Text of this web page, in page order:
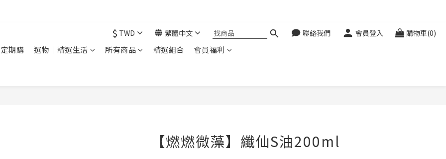
$ TWD 繁體中文 聯絡我們 會員登入 購物車(0)
期購 選物｜精選生活 所有商品 精選組合 會員福利
【燃燃微藻】纖仙S油200ml